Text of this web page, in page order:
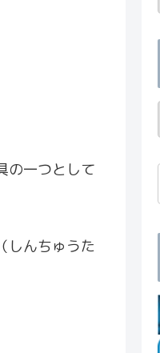
の一つとして
しんちゅうた